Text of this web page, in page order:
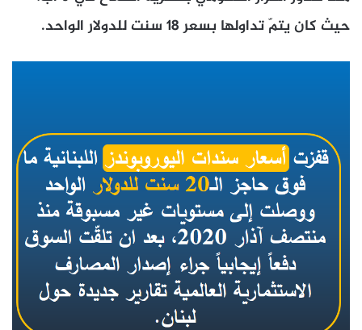
حيث كان يتمّ تداولها بسعر 18 سنت للدولار الواحد.